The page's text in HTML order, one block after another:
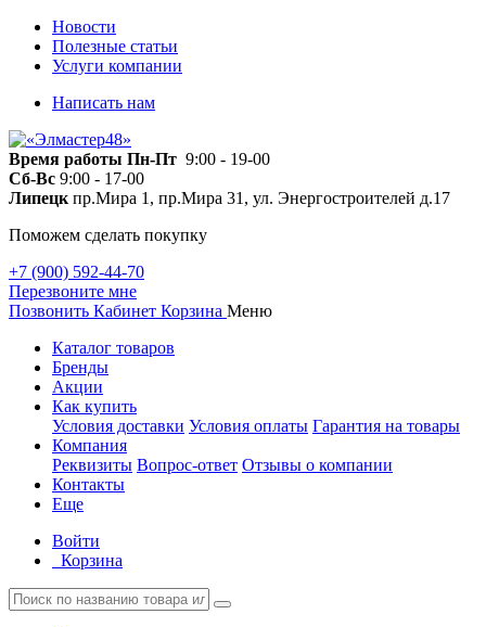
Новости
Полезные статьи
Услуги компании
Написать нам
Время работы Пн-Пт 9:00 - 19-00
Сб-Вс 9:00 - 17-00
Липецк пр.Мира 1, пр.Мира 31, ул. Энергостроителей д.17
Поможем сделать покупку
+7 (900) 592-44-70
Перезвоните мне
Позвонить Кабинет Корзина Меню
Каталог товаров
Бренды
Акции
Как купить
Условия доставки Условия оплаты Гарантия на товары
Компания
Реквизиты Вопрос-ответ Отзывы о компании
Контакты
Еще
Войти
Корзина